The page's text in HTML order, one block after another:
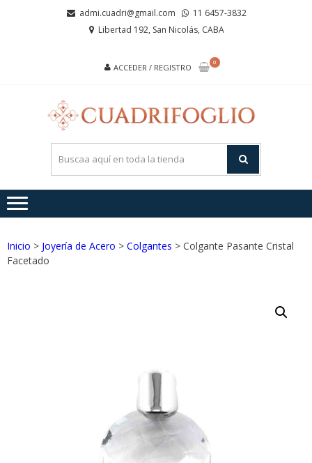
admi.cuadri@gmail.com
11 6457-3832
Libertad 192, San Nicolás, CABA
ACCEDER / REGISTRO
0
Inicio > Joyería de Acero > Colgantes > Colgante Pasante Cristal
Facetado